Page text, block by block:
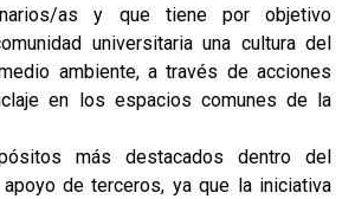
as y que tiene por objetivo
universitaria una cultura del
ambiente, a través de acciones
en los espacios comunes de la
más destacados dentro del
de terceros, ya que la iniciativa